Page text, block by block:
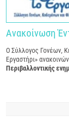
Ανακοίνωση
Ο Σύλλογος Γονέων,
Εργαστήρι»
Περιβαλλοντικής